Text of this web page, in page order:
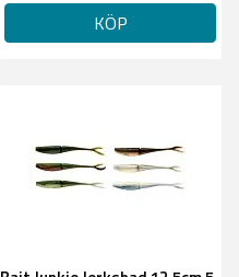
KÖP